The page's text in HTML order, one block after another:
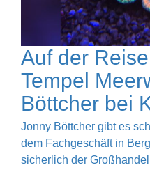
Auf der
Tempel
Böttcher bei
Jonny Böttcher gibt es
dem Fachgeschäft in
sicherlich der